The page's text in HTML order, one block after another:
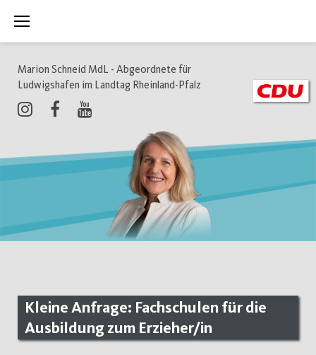
Inhalt
Marion Schneid MdL - Abgeordnete für
Ludwigshafen im Landtag Rheinland-Pfalz
Kleine Anfrage: Fachschulen für die
Ausbildung zum Erzieher/in